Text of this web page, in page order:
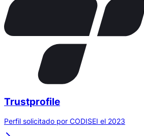
Trustprofile
Perfil solicitado por CODISEI el 2023